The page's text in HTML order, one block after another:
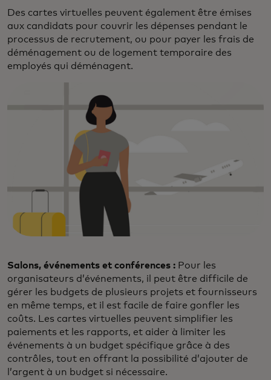
Des cartes virtuelles peuvent également être émises
aux candidats pour couvrir les dépenses pendant le
processus de recrutement, ou pour payer les frais de
déménagement ou de logement temporaire des
employés qui déménagent.
Salons, événements et conférences : Pour les
organisateurs d’événements, il peut être difficile de
gérer les budgets de plusieurs projets et fournisseurs
en même temps, et il est facile de faire gonfler les
coûts. Les cartes virtuelles peuvent simplifier les
paiements et les rapports, et aider à limiter les
événements à un budget spécifique grâce à des
contrôles, tout en offrant la possibilité d’ajouter de
l’argent à un budget si nécessaire.